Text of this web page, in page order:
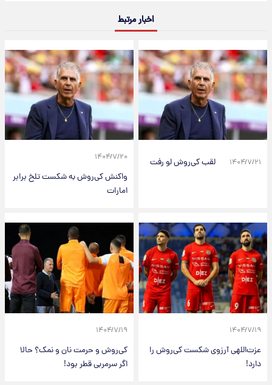
اخبار مرتبط
۱۴۰۴/۷/۲۱ لقب کی‌روش لو رفت ۱۴۰۴/۷/۲۰
واکنش کی‌روش به شکست تلخ برابر
امارات
۱۴۰۴/۷/۱۹
عزت‌اللهی آرزوی شکست کی‌روش را
دارد!
۱۴۰۴/۷/۱۹
کی‌روش و حرمت نان و نمک؟ حالا
اگر سرمربی قطر بود!